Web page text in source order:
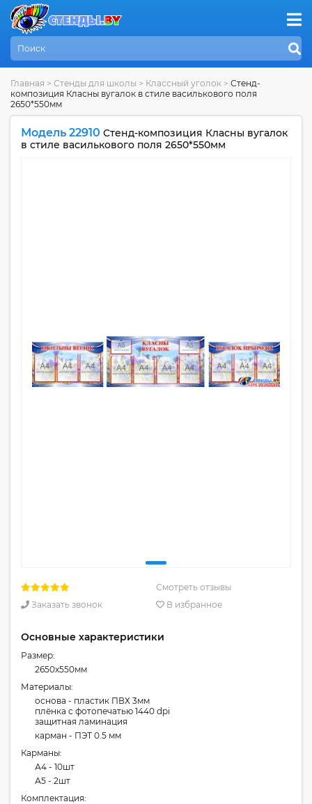
Главная > Стенды для школы > Классный уголок > Стенд-
композиция Класны вугалок в стиле василькового поля
2650*550мм
Модель 22910 Стенд-композиция Класны вугалок
в стиле василькового поля 2650*550мм
Смотреть отзывы
Заказать звонок
В избранное
Основные характеристики
Размер:
2650x550мм
Материалы:
основа - пластик ПВХ 3мм
плёнка с фотопечатью 1440 dpi
защитная ламинация
карман - ПЭТ 0.5 мм
Карманы:
А4 - 10шт
А5 - 2шт
Комплектация: